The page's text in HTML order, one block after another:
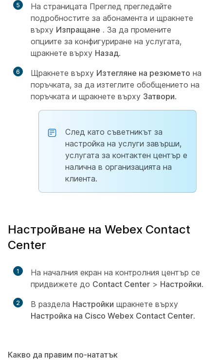
5
На страницата Преглед прегледайте
подробностите за абонамента и щракнете
върху Изпращане . За да промените
опциите за конфигуриране на услугата,
щракнете върху Назад.
6 Щракнете върху Изтегляне на резюмето на
поръчката, за да изтеглите обобщението на
поръчката и щракнете върху Затвори.
След като съветникът за
настройка на услуги завърши,
услугата за контактен център е
налична в организацията на
клиента.
Настройване на Webex Contact
Center
1
На началния екран на контролния център се
придвижете до Contact Center > Настройки.
2 В раздела Настройки щракнете върху
Настройка на Cisco Webex Contact Center.
Какво да правим по-нататък